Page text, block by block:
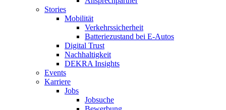
Stories
Mobilität
Verkehrssicherheit
Batteriezustand bei E-Autos
Digital Trust
Nachhaltigkeit
DEKRA Insights
Events
Karriere
Jobs
Jobsuche